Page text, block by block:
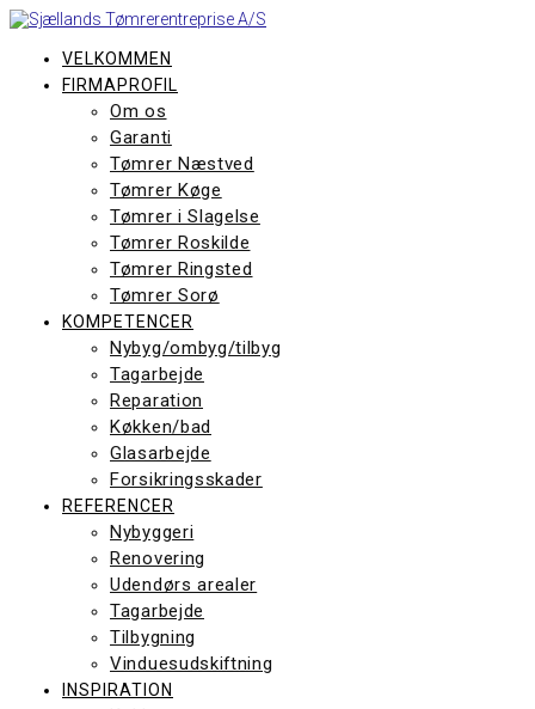
Skip
contentVELKOMMEN
FIRMAPROFIL
Om os
Garanti
Tømrer Næstved
Tømrer Køge
Tømrer i Slagelse
Tømrer Roskilde
Tømrer Ringsted
Tømrer Sorø
KOMPETENCER
Nybyg/ombyg/tilbyg
Tagarbejde
Reparation
Køkken/bad
Glasarbejde
Forsikringsskader
REFERENCER
Nybyggeri
Renovering
Udendørs arealer
Tagarbejde
Tilbygning
Vinduesudskiftning
INSPIRATION